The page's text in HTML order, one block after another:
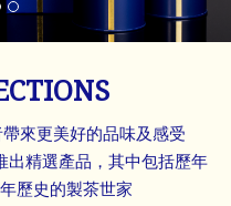
來更美好的品味及感受
出精選產品，其中包括歷年
歷史的製茶世家